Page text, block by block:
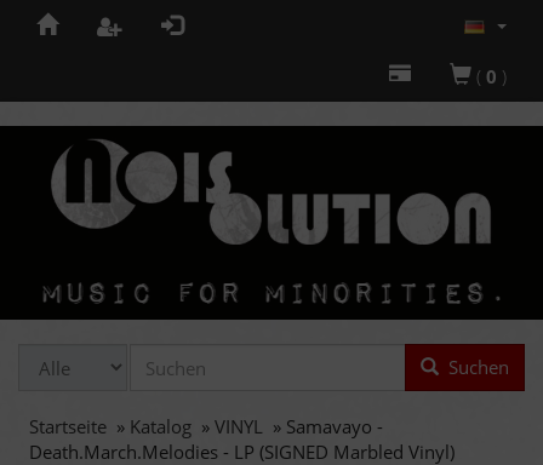
( 0 )
Suchen
Startseite » Katalog » VINYL » Samavayo -
Death.March.Melodies - LP (SIGNED Marbled Vinyl)